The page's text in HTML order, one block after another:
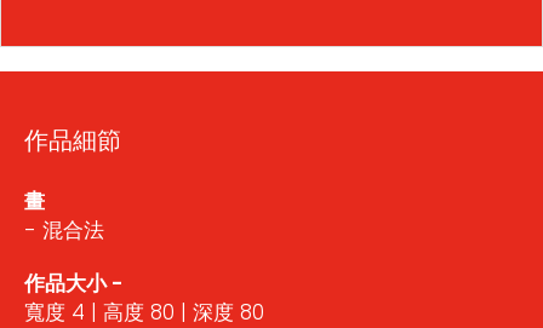
作品細節
畫
- 混合法
作品大小 -
寬度 4 | 高度 80 | 深度 80